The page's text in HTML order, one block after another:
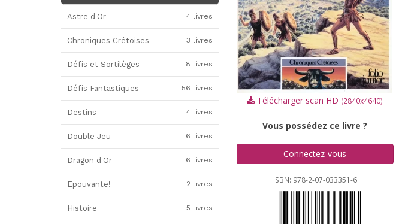
Télécharger scan HD (2840x4640)
Vous possédez ce livre ?
Connectez-vous
ISBN: 978-2-07-033351-6
Astre d'Or 4 livres
Chroniques Crétoises 3 livres
Défis et Sortilèges 8 livres
Défis Fantastiques 56 livres
Destins 4 livres
Double Jeu 6 livres
Dragon d'Or 6 livres
Epouvante! 2 livres
Histoire 5 livres